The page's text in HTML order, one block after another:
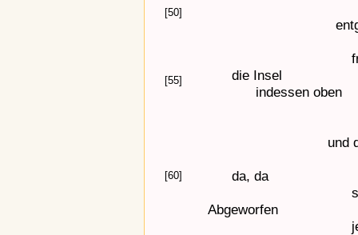
[50]
[55]
[60]
die Insel
indessen oben
und
da, da
Abgeworfen